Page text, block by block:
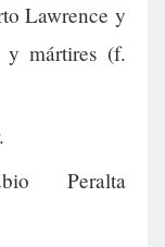
Lawrence y
y mártires (f.
Peralta